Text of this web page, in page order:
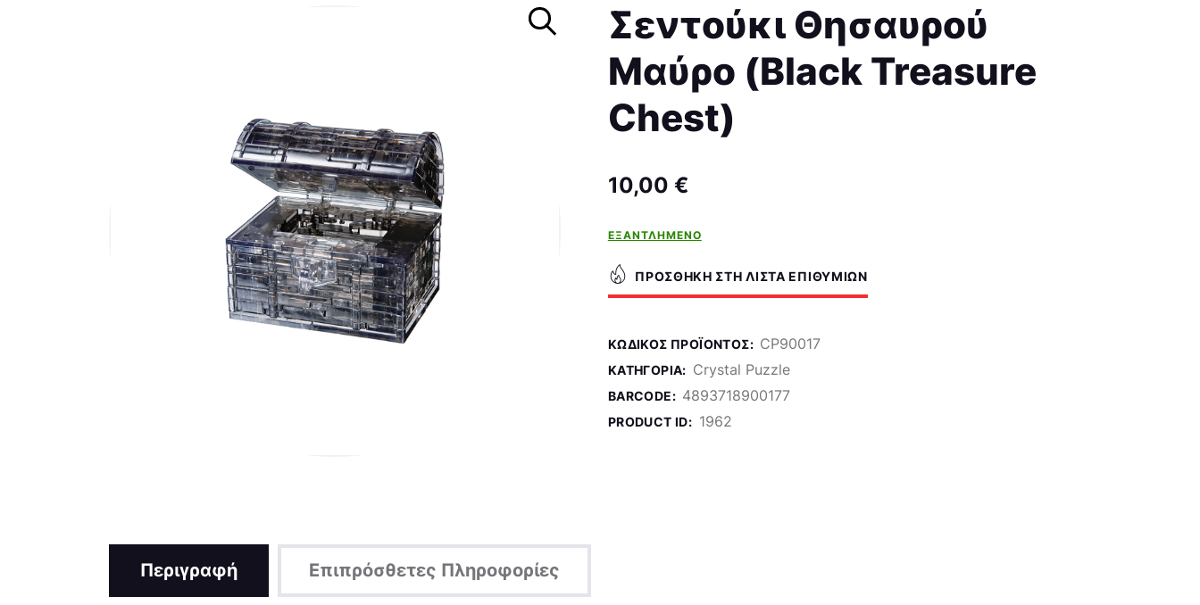
Μοντελισμός
Παιχνίδια Ρόλων
Σκάκι
Σεντούκι Θησαυρού
Μαύρο (Black Treasure
Chest)
10,00 €
ΕΞΑΝΤΛΗΜΈΝΟ
ΠΡΟΣΘΉΚΗ ΣΤΗ ΛΊΣΤΑ ΕΠΙΘΥΜΙΏΝ
ΚΩΔΙΚΌΣ ΠΡΟΪΌΝΤΟΣ: CP90017
ΚΑΤΗΓΟΡΊΑ: Crystal Puzzle
BARCODE: 4893718900177
PRODUCT ID: 1962
Περιγραφή Επιπρόσθετες Πληροφορίες